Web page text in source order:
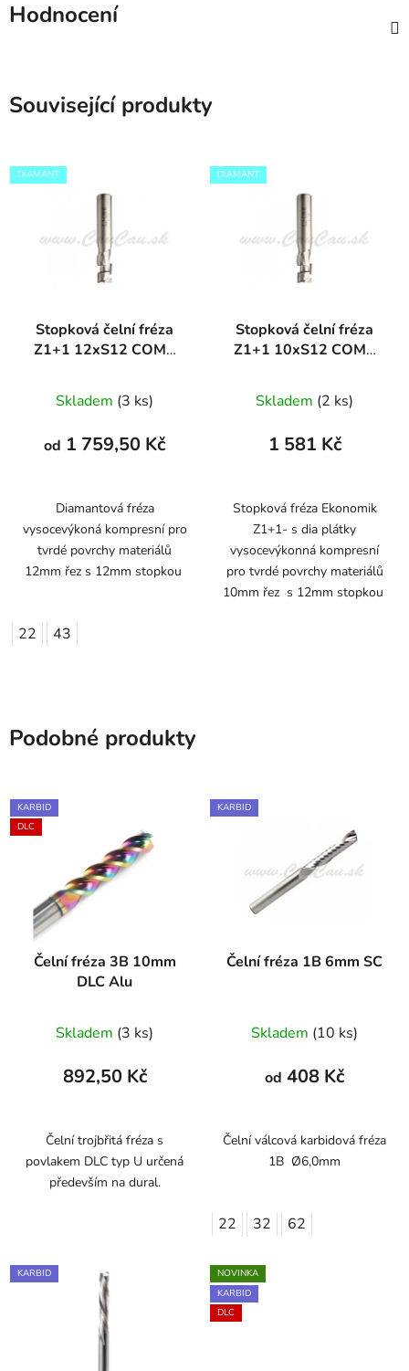
Hodnocení
Související produkty
DIAMANT
Stopková čelní fréza
Z1+1 12xS12 COMP
Skladem (3 ks)
od 1 759,50 Kč
Diamantová fréza
vysocevýkoná kompresní pro
tvrdé povrchy materiálů
12mm řez s 12mm stopkou
22 43
DIAMANT
Stopková čelní fréza
Z1+1 10xS12 COMP
Skladem (2 ks)
1 581 Kč
Stopková fréza Ekonomik
Z1+1- s dia plátky
vysocevýkonná kompresní
pro tvrdé povrchy materiálů
10mm řez s 12mm stopkou
Podobné produkty
KARBID
DLC
Čelní fréza 3B 10mm
DLC Alu
Skladem (3 ks)
892,50 Kč
Čelní trojbřitá fréza s
povlakem DLC typ U určená
především na dural.
KARBID
Čelní fréza 1B 6mm SC
Skladem (10 ks)
od 408 Kč
Čelní válcová karbidová fréza
1B Ø6,0mm
22 32 62
KARBID
NOVINKA
KARBID
DLC